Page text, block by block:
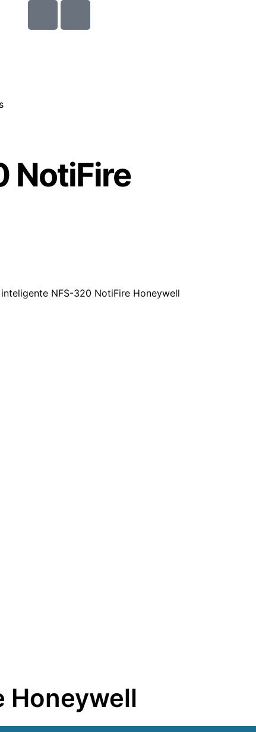
NotiFire
NFS-320 NotiFire Honeywell
Honeywell